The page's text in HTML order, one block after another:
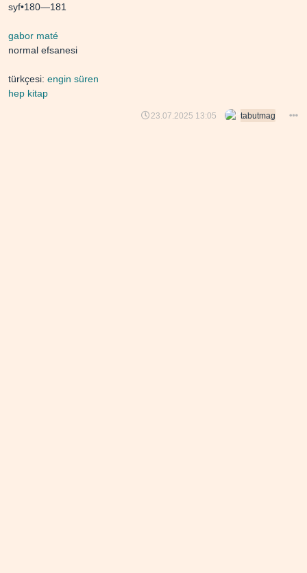
syf•180—181
gabor maté
normal efsanesi
türkçesi: engin süren
hep kitap
23.07.2025 13:05 tabutmag